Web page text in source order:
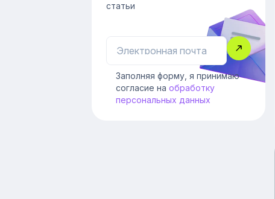
статьи
Заполняя форму, я принимаю
согласие на обработку
персональных данных